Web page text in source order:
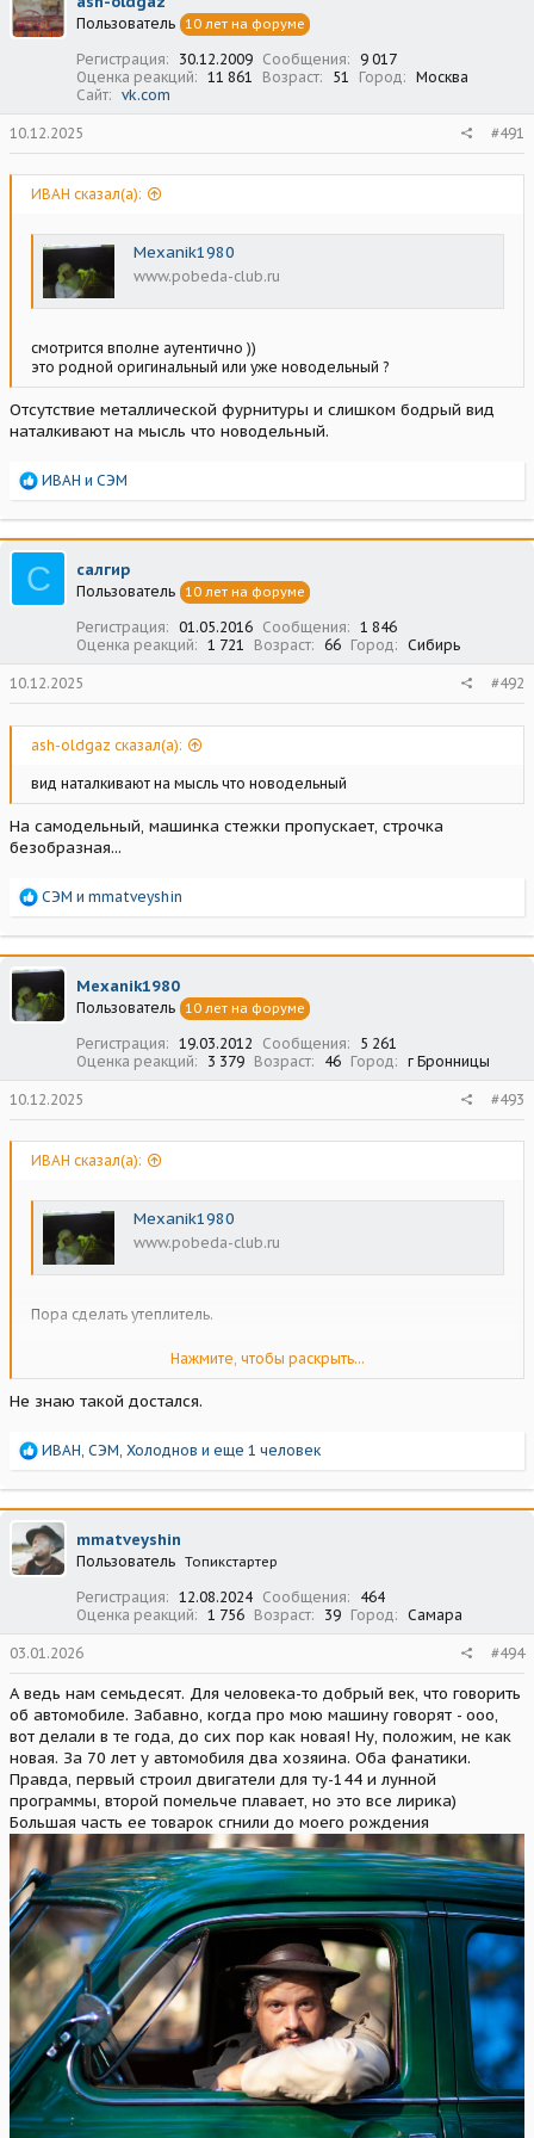
и
и
Пользователь 10 лет на форуме
Регистрация 30.12.2009 Сообщения
9 017
Оценка реакций
11 861 Возраст 51 Город
Москва
Сайт
vk.com
10.12.2025 #491
ИВАН сказал(а):
Mexanik1980
www.pobeda-club.ru
смотрится вполне аутентично ))
это родной оригинальный или уже новодельный ?
Отсутствие металлической фурнитуры и слишком бодрый вид
наталкивают на мысль что новодельный.
Р
а
к
ц
и
и
ИВАН и СЭМ
С салгир
Пользователь 10 лет на форуме
Регистрация 01.05.2016 Сообщения
1 846
Оценка реакций
1 721 Возраст 66 Город Сибирь
10.12.2025 #492
ash-oldgaz сказал(а):
вид наталкивают на мысль что новодельный
На самодельный, машинка стежки пропускает, строчка
безобразная...
Р
а
к
ц
и
и
СЭМ и mmatveyshin
Mexanik1980
Пользователь 10 лет на форуме
Регистрация 19.03.2012 Сообщения
5 261
Оценка реакций
3 379 Возраст 46 Город г Бронницы
10.12.2025 #493
ИВАН сказал(а):
Mexanik1980
www.pobeda-club.ru
Пора сделать утеплитель.
20170111_153532.jpg
807,1 КБПросмотры: 4
20170111_153905.jpg
806,4 КБПросмотры: 4
смотрится вполне аутентично ))
это родной оригинальный или уже новодельный ?
Нажмите, чтобы раскрыть...
Не знаю такой достался.
Р
а
к
ц
и
и
ИВАН, СЭМ, Холоднов и еще 1 человек
mmatveyshin
Пользователь Топикстартер
Регистрация 12.08.2024 Сообщения
464
Оценка реакций
1 756 Возраст 39 Город Самара
03.01.2026 #494
А ведь нам семьдесят. Для человека-то добрый век, что говорить
об автомобиле. Забавно, когда про мою машину говорят - ооо,
вот делали в те года, до сих пор как новая! Ну, положим, не как
новая. За 70 лет у автомобиля два хозяина. Оба фанатики.
Правда, первый строил двигатели для ту-144 и лунной
программы, второй помельче плавает, но это все лирика)
Большая часть ее товарок сгнили до моего рождения